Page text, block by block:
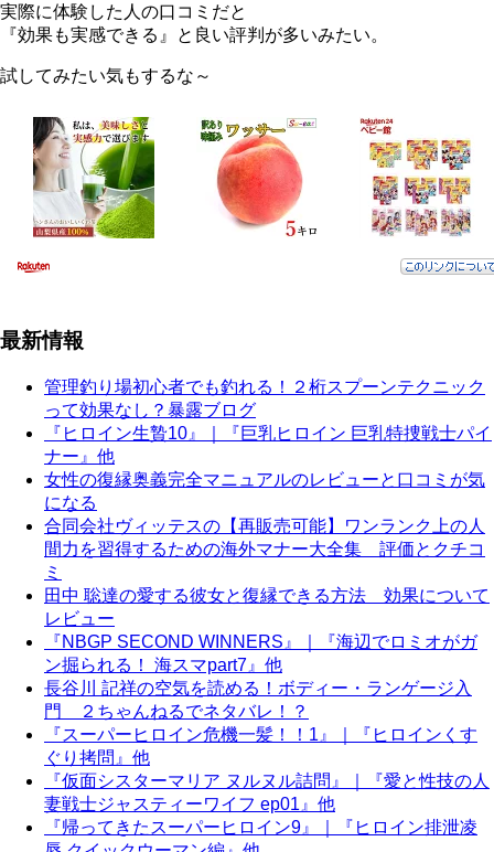
実際に体験した人の口コミだと
『効果も実感できる』と良い評判が多いみたい。
試してみたい気もするな～
最新情報
管理釣り場初心者でも釣れる！２桁スプーンテクニック
って効果なし？暴露ブログ
『ヒロイン生贄10』｜『巨乳ヒロイン 巨乳特捜戦士パイ
ナー』他
女性の復縁奥義完全マニュアルのレビューと口コミが気
になる
合同会社ヴィッテスの【再販売可能】ワンランク上の人
間力を習得するための海外マナー大全集 評価とクチコ
ミ
田中 聡達の愛する彼女と復縁できる方法 効果について
レビュー
『NBGP SECOND WINNERS』｜『海辺でロミオがガ
ン掘られる！ 海スマpart7』他
長谷川 記祥の空気を読める！ボディー・ランゲージ入
門 ２ちゃんねるでネタバレ！？
『スーパーヒロイン危機一髪！！1』｜『ヒロインくす
ぐり拷問』他
『仮面シスターマリア ヌルヌル詰問』｜『愛と性技の人
妻戦士ジャスティーワイフ ep01』他
『帰ってきたスーパーヒロイン9』｜『ヒロイン排泄凌